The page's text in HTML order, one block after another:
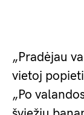
„Pradėjau
vietoj
„Po